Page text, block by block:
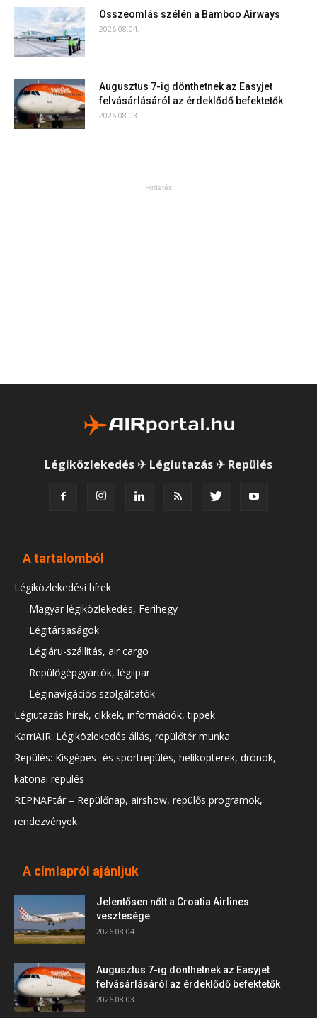
Összeomlás szélén a Bamboo Airways
2026.08.04.
Augusztus 7-ig dönthetnek az Easyjet
felvásárlásáról az érdeklődő befektetők
2026.08.03.
Hirdetés
Légiközlekedés ✈ Légiutazás ✈ Repülés
A tartalomból
Légiközlekedési hírek
Magyar légiközlekedés, Ferihegy
Légitársaságok
Légiáru-szállítás, air cargo
Repülőgépgyártók, légiipar
Léginavigációs szolgáltatók
Légiutazás hírek, cikkek, információk, tippek
KarriAIR: Légiközlekedés állás, repülőtér munka
Repülés: Kisgépes- és sportrepülés, helikopterek, drónok,
katonai repülés
REPNAPtár – Repülőnap, airshow, repülős programok,
rendezvények
A címlapról ajánljuk
Jelentősen nőtt a Croatia Airlines
vesztesége
2026.08.04.
Augusztus 7-ig dönthetnek az Easyjet
felvásárlásáról az érdeklődő befektetők
2026.08.03.